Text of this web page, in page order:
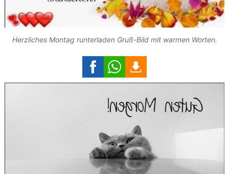
Herzliches Montag runterladen Gruß-Bild mit warmen Worten.